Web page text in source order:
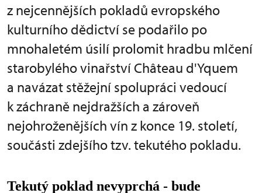
z nejcennějších pokladů evropského
kulturního dědictví se podařilo po
mnohaletém úsilí prolomit hradbu mlčení
starobylého vinařství Château d'Yquem
a navázat stěžejní spolupráci vedoucí
k záchraně nejdražších a zároveň
nejohroženějších vín z konce 19. století,
součásti zdejšího tzv. tekutého pokladu.
Tekutý poklad nevyprchá - bude